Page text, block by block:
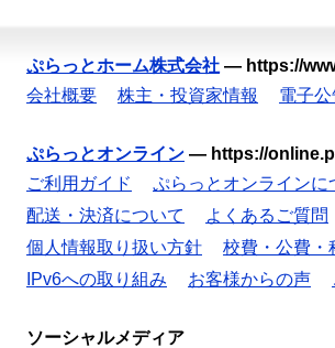
ぷらっとホーム株式会社 — https://
会社概要
株主・投資家情報 電子
ぷらっとオンライン — https://
ご利用ガイド
ぷらっとオンラインに
配送・決済について
よくあるご質問
個人情報取り扱い方針
校費・公費・
IPv6への取り組み
お客様からの声
ソーシャルメディア